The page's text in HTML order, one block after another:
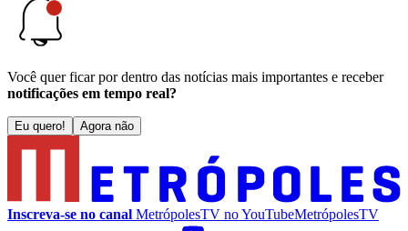
Você quer ficar por dentro das notícias mais importantes e receber
notificações em tempo real?
Eu quero! Agora não
Inscreva-se no canal MetrópolesTV noYouTubeMetrópolesTV